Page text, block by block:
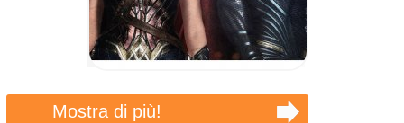
Mostra di più!